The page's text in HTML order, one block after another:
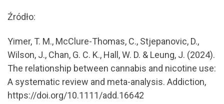
Źródło:
Yimer, T. M., McClure-Thomas, C., Stjepanovic, D.,
Wilson, J., Chan, G. C. K., Hall, W. D. & Leung, J. (2024).
The relationship between cannabis and nicotine use:
A systematic review and meta-analysis. Addiction,
https://doi.org/10.1111/add.16642